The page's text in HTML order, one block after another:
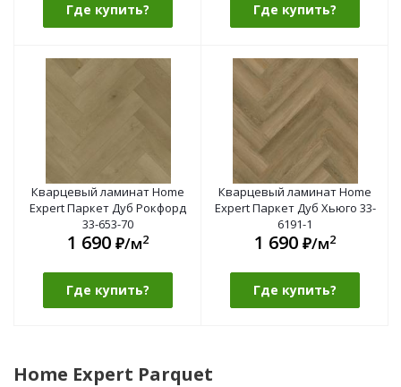
Где купить? Где купить?
Кварцевый ламинат Home
Expert Паркет Дуб Рокфорд
33-653-70
1 690 ₽/м2
Где купить?
Кварцевый ламинат Home
Expert Паркет Дуб Хьюго 33-
6191-1
1 690 ₽/м2
Где купить?
Home Expert Parquet